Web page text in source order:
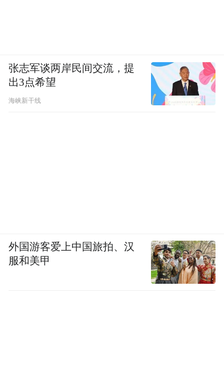
张志军谈两岸民间交流，提
出3点希望
海峡新干线
外国游客爱上中国旅拍、汉
服和美甲